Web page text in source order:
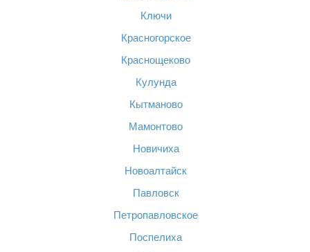
Ключи
Красногорское
Краснощеково
Кулунда
Кытманово
Мамонтово
Новичиха
Новоалтайск
Павловск
Петропавловское
Поспелиха